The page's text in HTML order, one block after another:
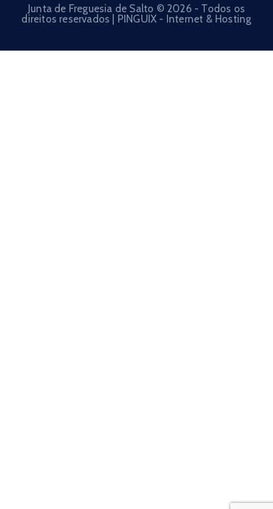
Junta de Freguesia de Salto © 2026 - Todos os
direitos reservados | PINGUIX - Internet & Hosting